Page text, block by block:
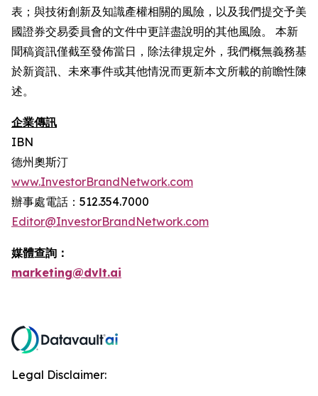
表；與技術創新及知識產權相關的風險，以及我們提交予美
國證券交易委員會的文件中更詳盡說明的其他風險。 本新
聞稿資訊僅截至發佈當日，除法律規定外，我們概無義務基
於新資訊、未來事件或其他情況而更新本文所載的前瞻性陳
述。
企業傳訊
IBN
德州奧斯汀
www.InvestorBrandNetwork.com
辦事處電話：512.354.7000
Editor@InvestorBrandNetwork.com
媒體查詢：
marketing@dvlt.ai
Legal Disclaimer: